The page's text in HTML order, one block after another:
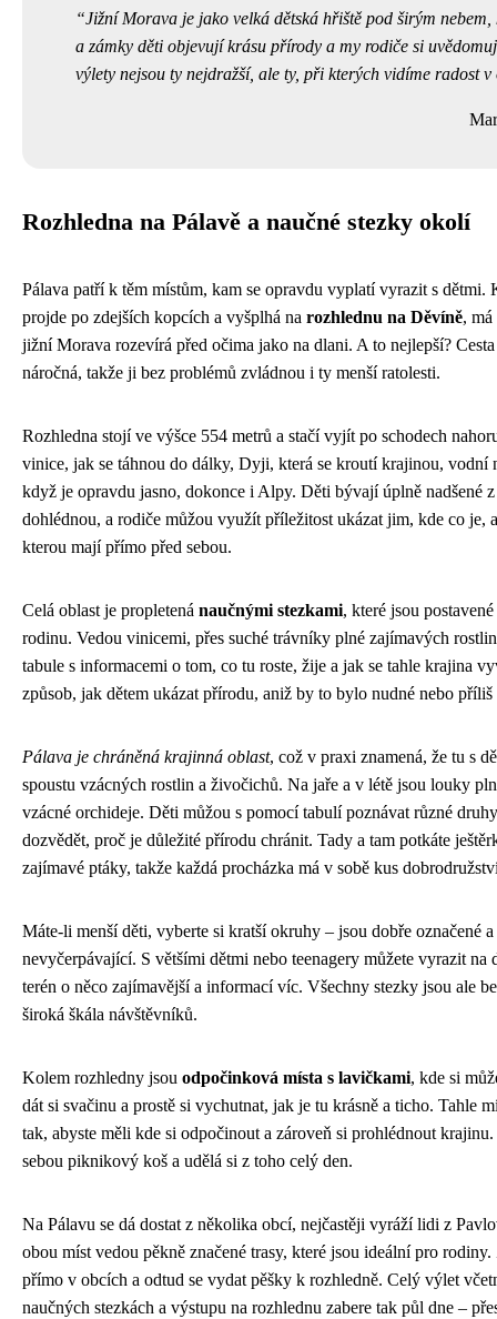
Jižní Morava je jako velká dětská hřiště pod širým nebem,
a zámky děti objevují krásu přírody a my rodiče si
výlety nejsou ty nejdražší, ale ty, při kterých vidíme radost
Rozhledna na Pálavě a naučné stezky okolí
Pálava patří k těm místům, kam se opravdu vyplatí vyrazit s dětmi.
projde po zdejších kopcích a vyšplhá na rozhlednu na Děvíně, má
jižní Morava rozevírá před očima jako na dlani. A to nejlepší?
náročná, takže ji bez problémů zvládnou i ty menší ratolesti.
Rozhledna stojí ve výšce 554 metrů a stačí vyjít po schodech
vinice, jak se táhnou do dálky, Dyji, která se kroutí krajinou, vodní
když je opravdu jasno, dokonce i Alpy. Děti bývají úplně nadšené
dohlédnou, a rodiče můžou využít příležitost ukázat jim, kde co je,
kterou mají přímo před sebou.
Celá oblast je propletená naučnými stezkami, které jsou
rodinu. Vedou vinicemi, přes suché trávníky plné zajímavých
tabule s informacemi o tom, co tu roste, žije a jak se tahle krajina
způsob, jak dětem ukázat přírodu, aniž by to bylo nudné nebo
Pálava je chráněná krajinná oblast, což v praxi znamená, že tu s
spoustu vzácných rostlin a živočichů. Na jaře a v létě jsou louky
vzácné orchideje. Děti můžou s pomocí tabulí poznávat různé
dozvědět, proč je důležité přírodu chránit. Tady a tam potkáte
zajímavé ptáky, takže každá procházka má v sobě kus
Máte-li menší děti, vyberte si kratší okruhy – jsou dobře označené
nevyčerpávající. S většími dětmi nebo teenagery můžete vyrazit na
terén o něco zajímavější a informací víc. Všechny stezky jsou ale
široká škála návštěvníků.
Kolem rozhledny jsou odpočinková místa s lavičkami, kde si
dát si svačinu a prostě si vychutnat, jak je tu krásně a ticho. Tahle
tak, abyste měli kde si odpočinout a zároveň si prohlédnout
sebou piknikový koš a udělá si z toho celý den.
Na Pálavu se dá dostat z několika obcí, nejčastěji vyráží lidi z
obou míst vedou pěkně značené trasy, které jsou ideální pro
přímo v obcích a odtud se vydat pěšky k rozhledně. Celý výlet
naučných stezkách a výstupu na rozhlednu zabere tak půl dne –